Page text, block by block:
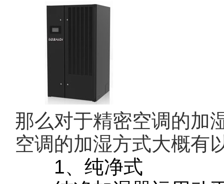
那么对于精密空调的加
空调的加湿方式大概有
1、纯净式‍